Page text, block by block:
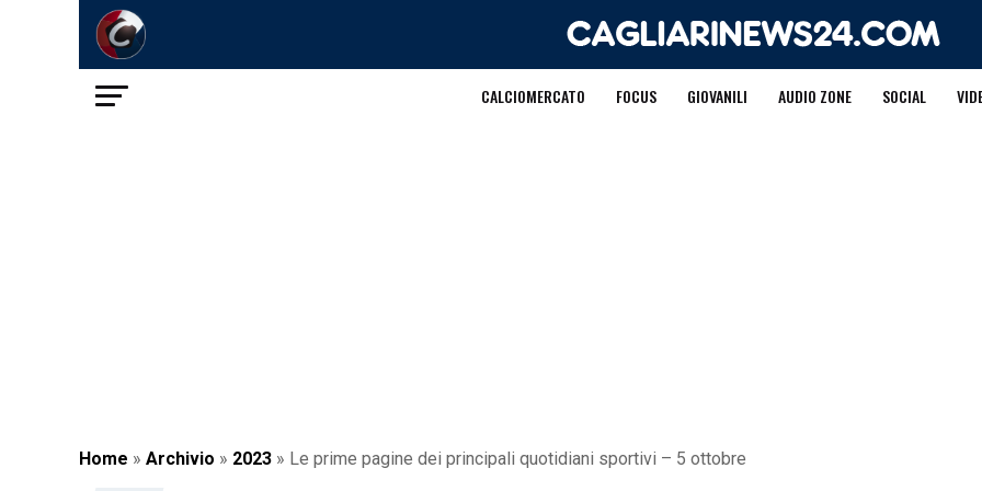
CALCIOMERCATO FOCUS GIOVANILI AUDIO ZONE SOCIAL
Home » Archivio » 2023 » Le prime pagine dei principali quotidiani sportivi – 5 ottobre